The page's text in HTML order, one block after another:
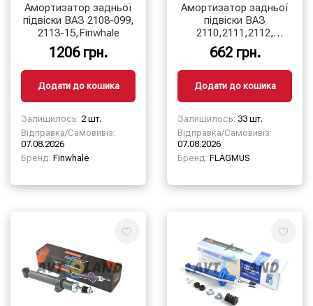
Амортизатор задньої
підвіски ВАЗ 2108-099,
2113-15,Finwhale
1206 грн.
Додати до кошика
Залишилось: 2 шт.
Відправка/Самовивіз:
07.08.2026
Бренд: Finwhale
Амортизатор задньої
підвіски ВАЗ
2110,2111,2112,
1117,1118,1119
662 грн.
Додати до кошика
Залишилось: 33 шт.
Відправка/Самовивіз:
07.08.2026
Бренд: FLAGMUS